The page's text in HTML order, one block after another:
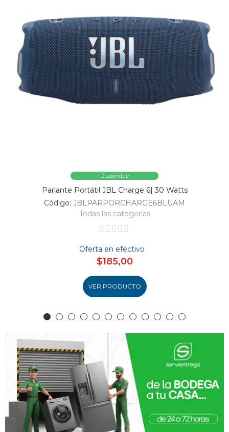
Disponible
Parlante Portátil JBL Charge 6| 30 Watts
Código: JBLPARPORCHARGE6BLUAM
Todas las categorías
Oferta en efectivo
$185,00
VER PRODUCTO